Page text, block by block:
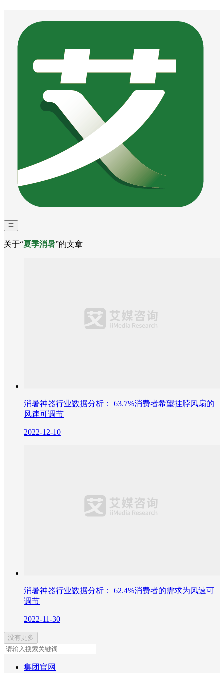
关于“夏季消暑”的文章
消暑神器行业数据分析： 63.7%消费者希望挂脖风扇的
风速可调节
2022-12-10
消暑神器行业数据分析： 62.4%消费者的需求为风速可
调节
2022-11-30
没有更多
集团官网